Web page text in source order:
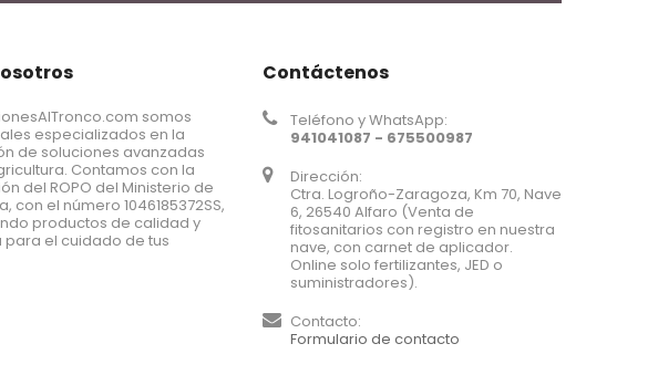
somos
especializados en la
de soluciones avanzadas
Contamos con la
del ROPO del Ministerio de
con el número 1046185372SS,
productos de calidad y
para el cuidado de tus
Contáctenos
Teléfono y WhatsApp:
941041087 - 675500987
Dirección:
Ctra. Logroño-Zaragoza, Km 70, Nave
6, 26540 Alfaro (Venta de
fitosanitarios con registro en nuestra
nave, con carnet de aplicador.
Online solo fertilizantes, JED o
suministradores).
Contacto:
Formulario de contacto